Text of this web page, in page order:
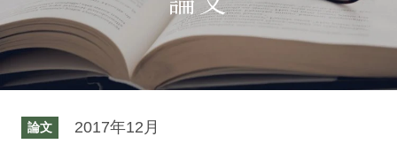
論文 2017年12月